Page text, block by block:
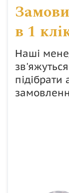
в 1
Наші